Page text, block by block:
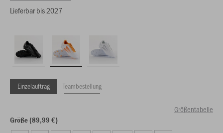
Lieferbar bis 2027
Einzelauftrag Teambestellung
Größentabelle
Größe (89,99 €)